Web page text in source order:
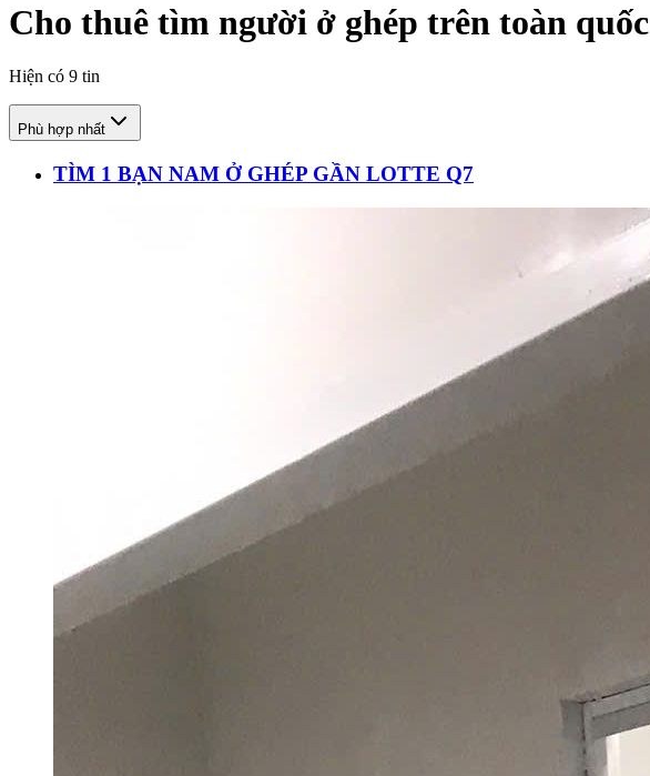
Cho thuê tìm người ở ghép trên toàn quốc
Hiện có 9 tin
Phù hợp nhất
TÌM 1 BẠN NAM Ở GHÉP GẦN LOTTE Q7